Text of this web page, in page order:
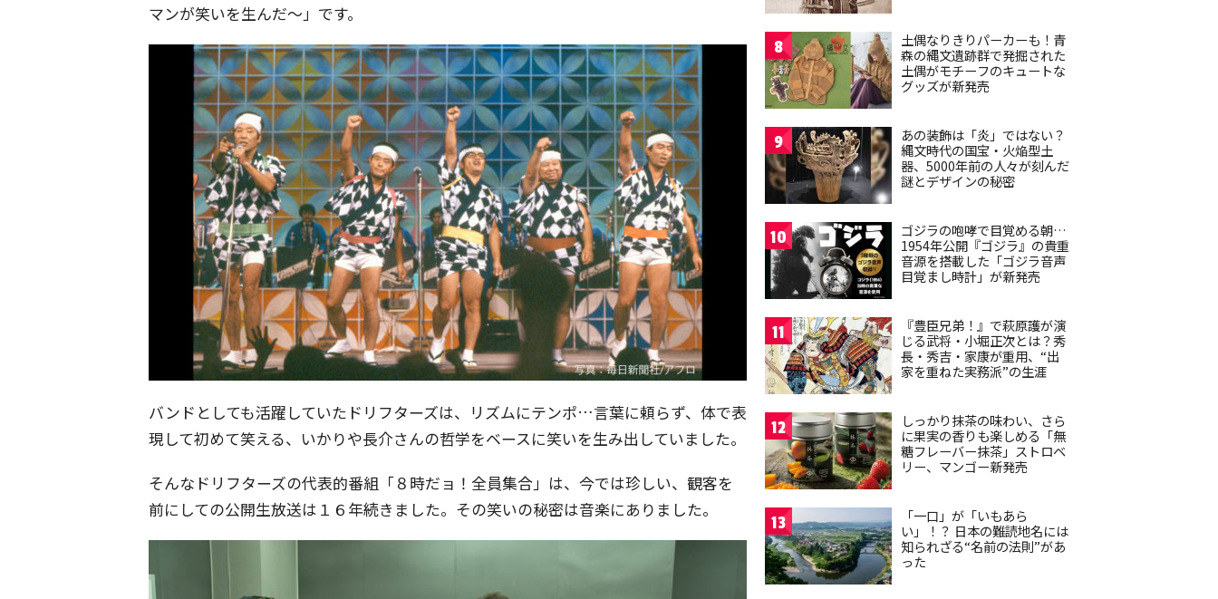
マンが笑いを生んだ～」です。
バンドとしても活躍していたドリフターズは、リズムにテンポ…言葉に頼らず、体で表
現して初めて笑える、いかりや長介さんの哲学をベースに笑いを生み出していました。
そんなドリフターズの代表的番組「８時だョ！全員集合」は、今では珍しい、観客を
前にしての公開生放送は１６年続きました。その笑いの秘密は音楽にありました。
8
土偶なりきりパーカーも！青
森の縄文遺跡群で発掘された
土偶がモチーフのキュートな
グッズが新発売
9
あの装飾は「炎」ではない？
縄文時代の国宝・火焔型土
器、5000年前の人々が刻んだ
謎とデザインの秘密
10
ゴジラの咆哮で目覚める朝…
1954年公開『ゴジラ』の貴重
音源を搭載した「ゴジラ音声
目覚まし時計」が新発売
11
『豊臣兄弟！』で萩原護が演
じる武将・小堀正次とは？秀
長・秀吉・家康が重用、“出
家を重ねた実務派”の生涯
12
しっかり抹茶の味わい、さら
に果実の香りも楽しめる「無
糖フレーバー抹茶」ストロベ
リー、マンゴー新発売
13
「一口」が「いもあら
い」！？ 日本の難読地名には
知られざる“名前の法則”があ
った